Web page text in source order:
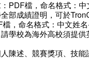
PDF檔，命名格式：
部成績證明，可於
檔，命名格式：中文姓
學校為海外高校須提
陳述、競賽獎項、技